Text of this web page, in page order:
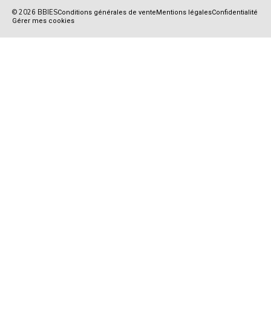
© 2026 BBIESConditions générales de vente Mentions légalesConfidentialité
Gérer mes cookies